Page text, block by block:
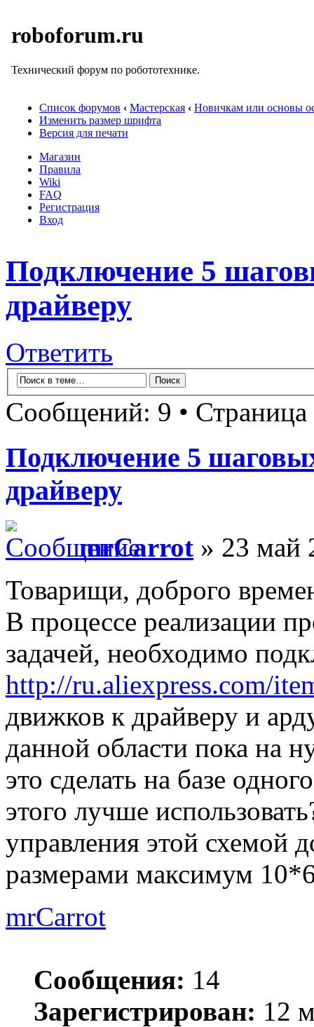
roboforum.ru
Технический форум по робототехнике.
Список форумов ‹ Мастерская ‹ Новичкам или основы
Изменить размер шрифта
Версия для печати
Магазин
Правила
Wiki
FAQ
Регистрация
Вход
Подключение 5
драйверу
Ответить
Сообщений: 9 • Страница
Подключение 5
драйверу
mrCarrot » 23 май
Товарищи, доброго
В процессе реализации
задачей, необходимо
http://ru.aliexpress.com/
движков к драйверу и
данной области пока на
это сделать на базе
этого лучше
управления этой схемой
размерами максимум
mrCarrot
Сообщения: 14
Зарегистрирован: 12